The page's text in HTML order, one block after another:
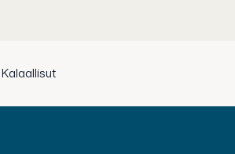
Kalaallisut